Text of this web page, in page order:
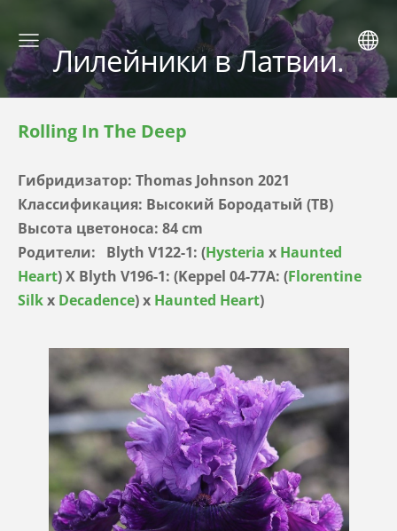
Лилейники в Латвии.
Rolling In The Deep
Гибридизатор: Thomas Johnson 2021
Классификация: Высокий Бородатый (TB)
Высота цветоноса: 84 cm
Родители:
Blyth V122-1: (Hysteria x Haunted
Heart) X Blyth V196-1: (Keppel 04-77A: (Florentine
Silkx Decadence) x Haunted Heart)